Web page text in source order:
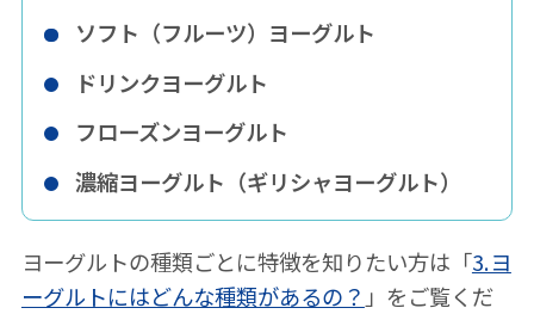
ソフト（フルーツ）ヨーグルト
ドリンクヨーグルト
フローズンヨーグルト
濃縮ヨーグルト（ギリシャヨーグルト）
ヨーグルトの種類ごとに特徴を知りたい方は「3.ヨ
ーグルトにはどんな種類があるの？」をご覧くだ